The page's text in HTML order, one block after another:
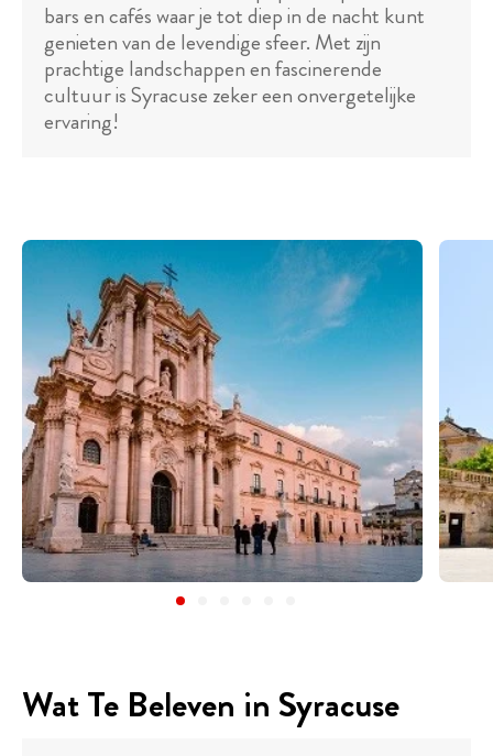
bars en cafés waar je tot diep in de nacht kunt
genieten van de levendige sfeer. Met zijn
prachtige landschappen en fascinerende
cultuur is Syracuse zeker een onvergetelijke
ervaring!
Wat Te Beleven in Syracuse